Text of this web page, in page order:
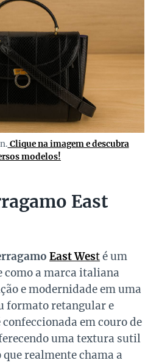
Clique na imagem e descubra
modelos!
East
East Westé um
como a marca italiana
e modernidade em uma
formato retangular e
em couro de
uma textura sutil
realmente chama a